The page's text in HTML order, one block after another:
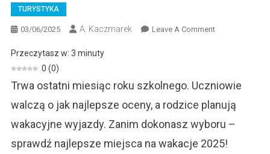
TURYSTYKA
03/06/2025 A. Kaczmarek Leave A CommentOn
Wakacje
Przeczytasz w: 3 minuty
0 (0)
Trwa ostatni miesiąc roku szkolnego. Uczniowie
walczą o jak najlepsze oceny, a rodzice planują
wakacyjne wyjazdy. Zanim dokonasz wyboru –
sprawdź najlepsze miejsca na wakacje 2025!